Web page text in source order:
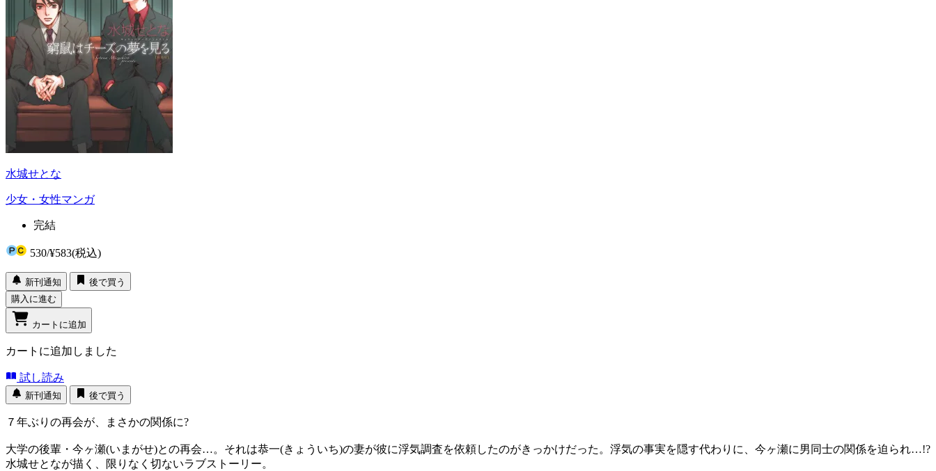
水城せとな
少女・女性マンガ
完結
530/¥583(税込)
新刊通知
後で買う
購入に進む
カートに追加
カートに追加しました
試し読み
新刊通知 後で買う
７年ぶりの再会が、まさかの関係に?
大学の後輩・今ヶ瀬(いまがせ)との再会…。それは恭一(きょういち)の妻が彼に浮気調査を依頼したのがきっかけだった。浮気の事実を隠す代わりに、今ヶ瀬に男同士の関係を迫られ…!?
水城せとなが描く、限りなく切ないラブストーリー。